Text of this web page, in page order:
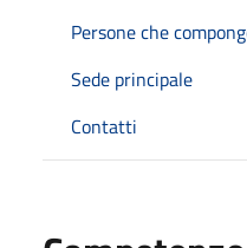
Persone che
Sede principale
Contatti